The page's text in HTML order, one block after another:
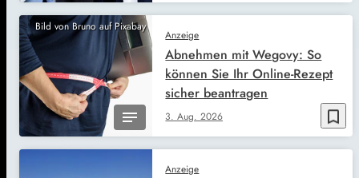
Bild von Bruno auf Pixabay
bookmark_border
Anzeige
3. Aug. 2026
Abnehmen mit Wegovy: So
können Sie Ihr Online-Rezept
sicher beantragen
Anzeige